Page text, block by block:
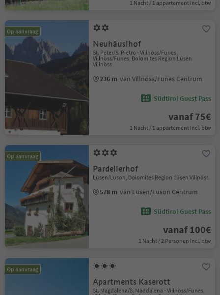
1 Nacht / 1 appartement Incl. btw
Op aanvraag
Neuhäuslhof
St. Peter/S. Pietro - Villnöss/Funes,
Villnöss/Funes, Dolomites Region Lüsen
Villnöss
236 m van Villnöss/Funes Centrum
Südtirol Guest Pass
vanaf 75€
1 Nacht / 1 appartement Incl. btw
Op aanvraag
Pardellerhof
Lüsen/Luson, Dolomites Region Lüsen Villnöss
578 m van Lüsen/Luson Centrum
Südtirol Guest Pass
vanaf 100€
1 Nacht / 2 Personen Incl. btw
Op aanvraag
Apartments Kaserott
St. Magdalena/S. Maddalena - Villnöss/Funes,